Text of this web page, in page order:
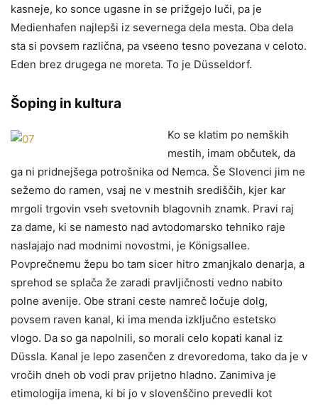
kasneje, ko sonce ugasne in se prižgejo luči, pa je
Medienhafen najlepši iz severnega dela mesta. Oba dela
sta si povsem različna, pa vseeno tesno povezana v celoto.
Eden brez drugega ne moreta. To je Düsseldorf.
Šoping in kultura
Ko se klatim po nemških
mestih, imam občutek, da
ga ni pridnejšega potrošnika od Nemca. Še Slovenci jim ne
sežemo do ramen, vsaj ne v mestnih središčih, kjer kar
mrgoli trgovin vseh svetovnih blagovnih znamk. Pravi raj
za dame, ki se namesto nad avtodomarsko tehniko raje
naslajajo nad modnimi novostmi, je Königsallee.
Povprečnemu žepu bo tam sicer hitro zmanjkalo denarja, a
sprehod se splača že zaradi pravljičnosti vedno nabito
polne avenije. Obe strani ceste namreč ločuje dolg,
povsem raven kanal, ki ima menda izključno estetsko
vlogo. Da so ga napolnili, so morali celo kopati kanal iz
Düssla. Kanal je lepo zasenčen z drevoredoma, tako da je v
vročih dneh ob vodi prav prijetno hladno. Zanimiva je
etimologija imena, ki bi jo v slovenščino prevedli kot